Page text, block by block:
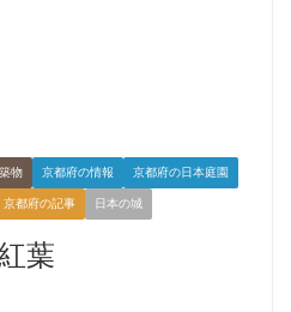
物 京都府の情報 京都府の日本庭園
京都府の記事 日本の城
葉